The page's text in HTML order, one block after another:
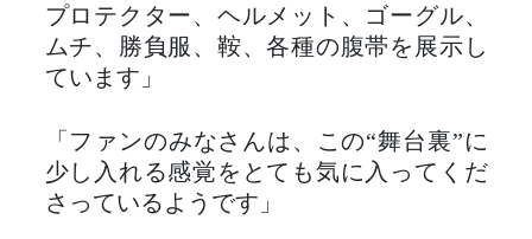
プロテクター、ヘルメット、ゴーグル、
ムチ、勝負服、鞍、各種の腹帯を展示し
ています」
「ファンのみなさんは、この“舞台裏”に
少し入れる感覚をとても気に入ってくだ
さっているようです」